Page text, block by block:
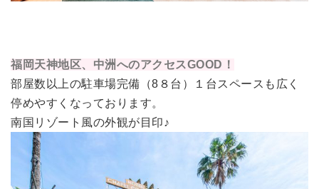
福岡天神地区、中洲へのアクセスGOOD！
部屋数以上の駐車場完備（8８台）１台スペースも広く
停めやすくなっております。
南国リゾート風の外観が目印♪